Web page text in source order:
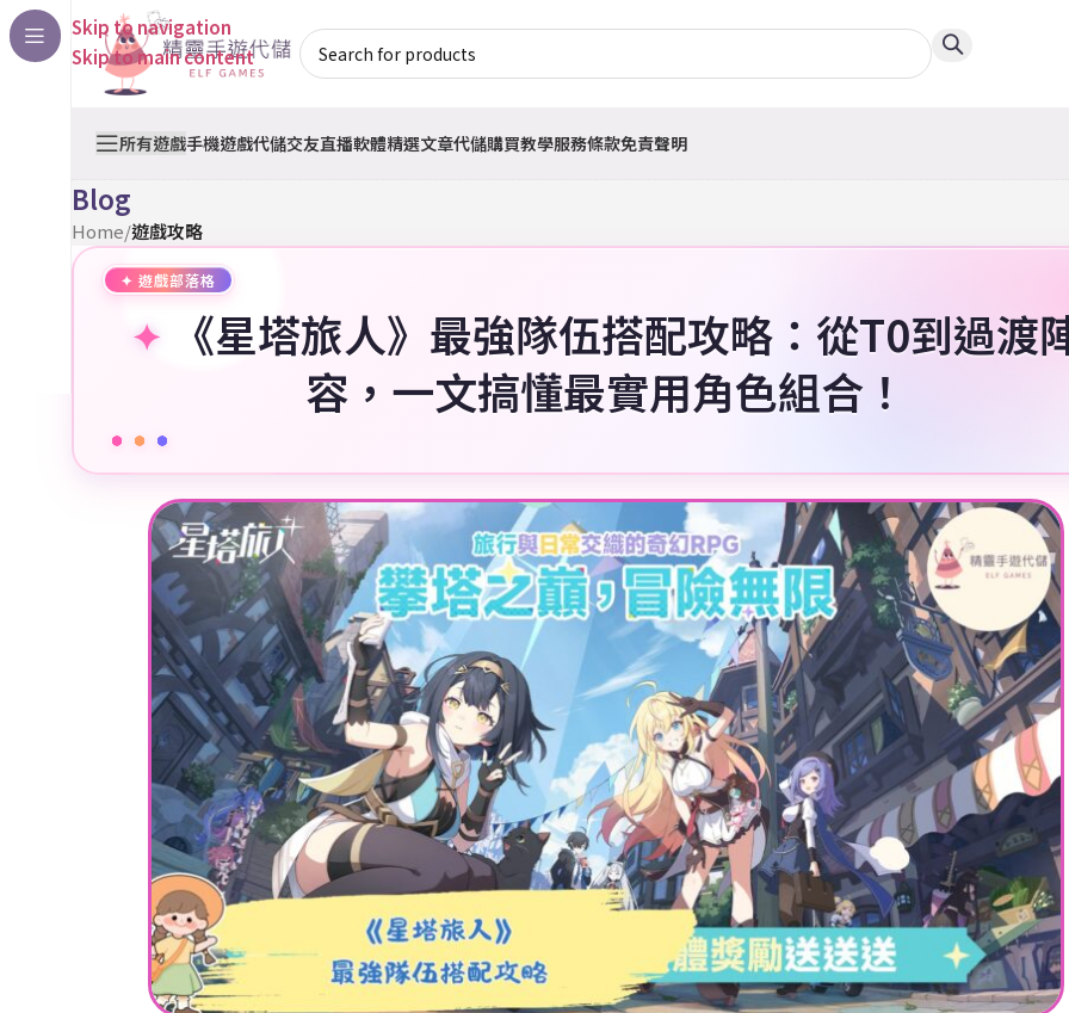
Skip to navigation
Skip to main content
所有遊戲手機遊戲代儲交友直播軟體精選文章代儲購買教學服務條款免責聲明
Blog
Home/遊戲攻略
《星塔旅人》最強隊伍搭配攻略：從T0到過渡
容，一文搞懂最實用角色組合！